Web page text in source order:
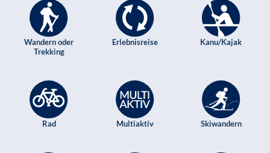
Wandern oder
Trekking
Erlebnisreise Kanu/Kajak
Rad Multiaktiv Skiwandern